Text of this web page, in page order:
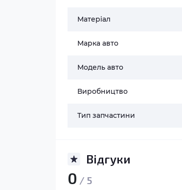
Матеріал
Марка авто
Модель авто
Виробництво
Тип запчастини
Відгуки
0 / 5